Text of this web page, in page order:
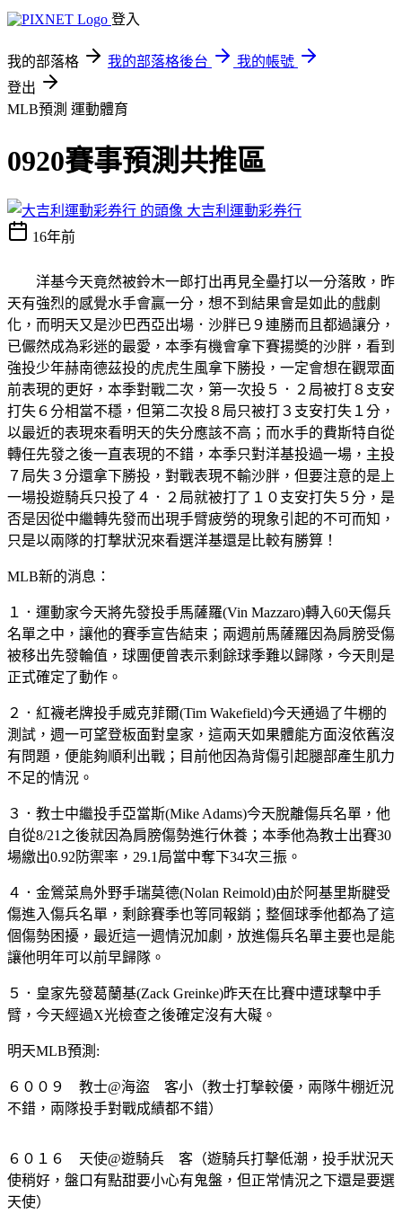
登入
我的部落格 我的部落格後台
我的帳號
登出
MLB預測 運動體育
0920賽事預測共推區
大吉利運動彩券行
16年前
洋基今天竟然被鈴木一郎打出再見全壘打以一分落敗，昨
天有強烈的感覺水手會贏一分，想不到結果會是如此的戲劇
化，而明天又是沙巴西亞出場．沙胖已９連勝而且都過讓分，
已儼然成為彩迷的最愛，本季有機會拿下賽揚奬的沙胖，看到
強投少年赫南德茲投的虎虎生風拿下勝投，一定會想在觀眾面
前表現的更好，本季對戰二次，第一次投５．２局被打８支安
打失６分相當不穩，但第二次投８局只被打３支安打失１分，
以最近的表現來看明天的失分應該不高；而水手的費斯特自從
轉任先發之後一直表現的不錯，本季只對洋基投過一場，主投
７局失３分還拿下勝投，對戰表現不輸沙胖，但要注意的是上
一場投遊騎兵只投了４．２局就被打了１０支安打失５分，是
否是因從中繼轉先發而出現手臂疲勞的現象引起的不可而知，
只是以兩隊的打撃狀況來看選洋基還是比較有勝算！
MLB新的消息：
１．運動家今天將先發投手馬薩羅(Vin Mazzaro)轉入60天傷兵
名單之中，讓他的賽季宣告結束；兩週前馬薩羅因為肩膀受傷
被移出先發輪值，球團便曾表示剩餘球季難以歸隊，今天則是
正式確定了動作。
２．紅襪老牌投手威克菲爾(Tim Wakefield)今天通過了牛棚的
測試，週一可望登板面對皇家，這兩天如果體能方面沒依舊沒
有問題，便能夠順利出戰；目前他因為背傷引起腿部產生肌力
不足的情況。
３．教士中繼投手亞當斯(Mike Adams)今天脫離傷兵名單，他
自從8/21之後就因為肩膀傷勢進行休養；本季他為教士出賽30
場繳出0.92防禦率，29.1局當中奪下34次三振。
４．金鶯菜鳥外野手瑞莫德(Nolan Reimold)由於阿基里斯腱受
傷進入傷兵名單，剩餘賽季也等同報銷；整個球季他都為了這
個傷勢困擾，最近這一週情況加劇，放進傷兵名單主要也是能
讓他明年可以前早歸隊。
５．皇家先發葛蘭基(Zack Greinke)昨天在比賽中遭球擊中手
臂，今天經過X光檢查之後確定沒有大礙。
明天MLB預測:
６００９ 教士@海盜 客小（教士打撃較優，兩隊牛棚近況
不錯，兩隊投手對戰成績都不錯）
６０１６ 天使@遊騎兵 客（遊騎兵打擊低潮，投手狀況天
使稍好，盤口有點甜要小心有鬼盤，但正常情況之下還是要選
天使）